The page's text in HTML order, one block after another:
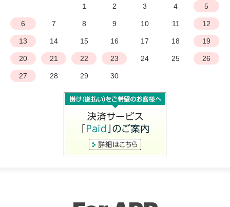
1 2 3 4 5
6 7 8 9 10 11 12
13 14 15 16 17 18 19
20 21 22 23 24 25 26
27 28 29 30